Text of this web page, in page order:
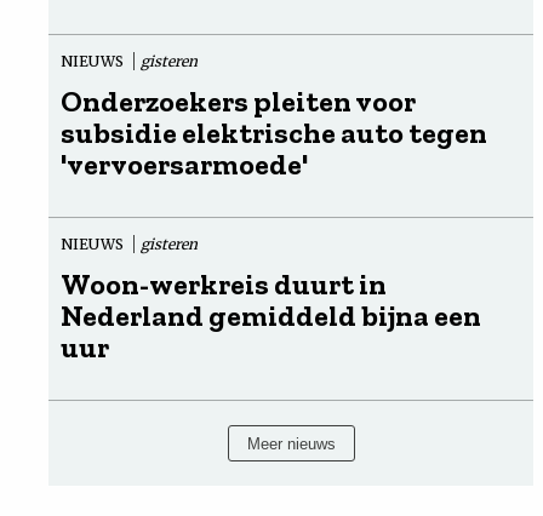
NIEUWS gisteren
Onderzoekers pleiten voor
subsidie elektrische auto tegen
'vervoersarmoede'
NIEUWS gisteren
Woon-werkreis duurt in
Nederland gemiddeld bijna een
uur
Meer nieuws